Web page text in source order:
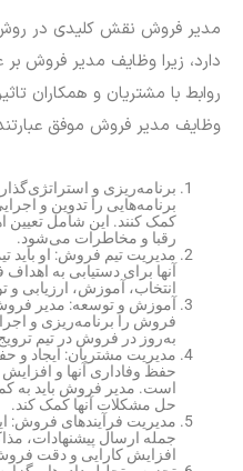
مدیر فروش نقش کلیدی در
دارد، زیرا وظایف مدیر فروش
روابط با مشتریان و همکاران
وظایف مدیر فروش موفق
برنامه‌ریزی و
برنامه‌هایی را تدوین و
کمک کنند. این شامل تعیین
رقبا و مخاطرات می‌شود.
مدیریت تیم فروش: او باید
آنها برای دستیابی به
انتخاب، آموزش،
آموزش و توسعه: مدیر
فروش را برنامه‌ریزی و
به‌روز در فروش در تیم ترویج
مدیریت مشتریان: ایجاد و
حفظ وفاداری آنها و
است. مدیر فروش باید به
حل مشکلات آنها کمک کند.
مدیریت فرآیندهای فروش:
جمله ارسال پیشنهادات،
افزایش کارایی و دقت